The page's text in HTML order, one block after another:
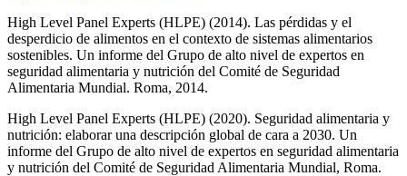
High Level Panel Experts (HLPE) (2014). Las pérdidas y el
desperdicio de alimentos en el contexto de sistemas alimentarios
sostenibles. Un informe del Grupo de alto nivel de expertos en
seguridad alimentaria y nutrición del Comité de Seguridad
Alimentaria Mundial. Roma, 2014.
High Level Panel Experts (HLPE) (2020). Seguridad alimentaria y
nutrición: elaborar una descripción global de cara a 2030. Un
informe del Grupo de alto nivel de expertos en seguridad alimentaria
y nutrición del Comité de Seguridad Alimentaria Mundial, Roma.